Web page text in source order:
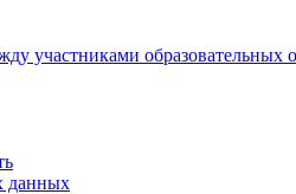
участниками образовательных
данных